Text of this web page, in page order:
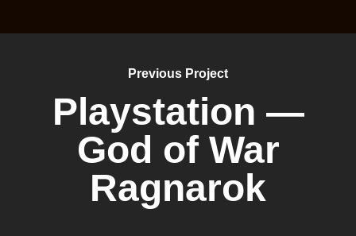
Previous Project
Playstation —
God of War
Ragnarok